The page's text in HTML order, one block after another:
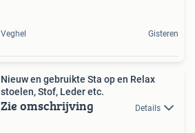
Veghel Gisteren
Nieuw en gebruikte Sta op en Relax
stoelen, Stof, Leder etc.
Zie omschrijving Details